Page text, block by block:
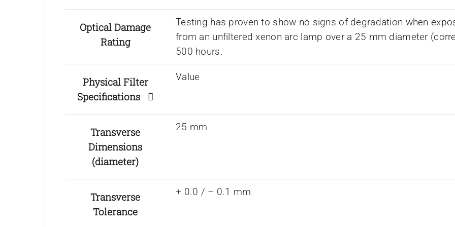
Optical Damage
Rating
Testing has proven to show no signs of degradation when
from an unfiltered xenon arc lamp over a 25 mm diameter
500 hours.
Physical Filter
Specifications
Value
Transverse
Dimensions
(diameter)
25 mm
Transverse
Tolerance
+ 0.0 / – 0.1 mm